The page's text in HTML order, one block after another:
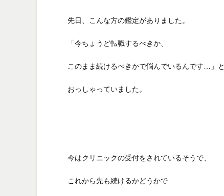
先日、こんな方の鑑定がありました。
「今ちょうど転職するべきか、
このまま続けるべきかで悩んでいるんです…」と
おっしゃっていました。
今はクリニックの受付をされているそうで、
これから先も続けるかどうかで